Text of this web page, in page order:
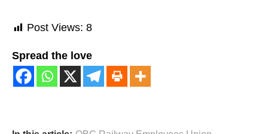
Post Views: 8
Spread the love